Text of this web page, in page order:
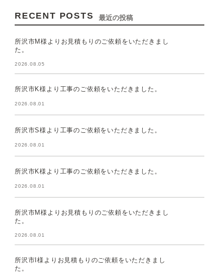
RECENT POSTS 最近の投稿
所沢市M様よりお見積もりのご依頼をいただきまし
た。
2026.08.05
所沢市K様より工事のご依頼をいただきました。
2026.08.01
所沢市S様より工事のご依頼をいただきました。
2026.08.01
所沢市K様より工事のご依頼をいただきました。
2026.08.01
所沢市M様よりお見積もりのご依頼をいただきまし
た。
2026.08.01
所沢市I様よりお見積もりのご依頼をいただきまし
た。